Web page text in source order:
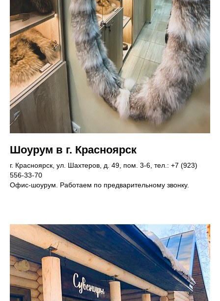
Шоурум в г. Красноярск
г. Красноярск, ул. Шахтеров, д. 49, пом. 3-6, тел.: +7 (923)
556-33-70
Офис-шоурум. Работаем по предварительному звонку.